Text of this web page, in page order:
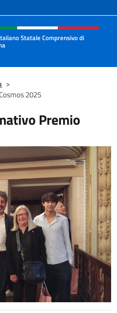
social e menù
Statale Comprensivo di
>
2025
Premio